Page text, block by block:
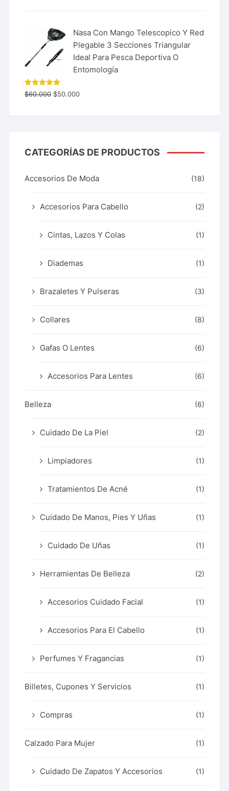
Nasa Con Mango Telescopico Y Red
Plegable 3 Secciones Triangular
Ideal Para Pesca Deportiva O
Entomología
Valorado
con 5.00
$60.000 $50.000
CATEGORÍAS DE PRODUCTOS
Accesorios De Moda (18)
Accesorios Para Cabello (2)
Cintas, Lazos Y Colas (1)
Diademas (1)
Brazaletes Y Pulseras (3)
Collares (8)
Gafas O Lentes (6)
Accesorios Para Lentes (6)
Belleza (6)
Cuidado De La Piel (2)
Limpiadores (1)
Tratamientos De Acné (1)
Cuidado De Manos, Pies Y Uñas (1)
Cuidado De Uñas (1)
Herramientas De Belleza (2)
Accesorios Cuidado Facial (1)
Accesorios Para El Cabello (1)
Perfumes Y Fragancias (1)
Billetes, Cupones Y Servicios (1)
Compras (1)
Calzado Para Mujer (1)
Cuidado De Zapatos Y Accesorios (1)